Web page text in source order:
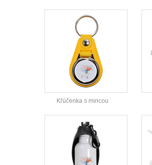
Kľúčenka s mincou